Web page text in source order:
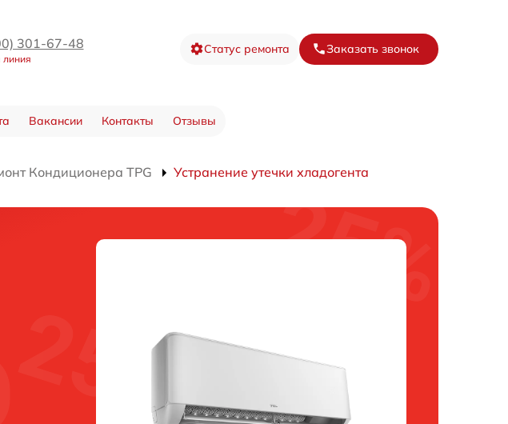
301-67-48
линия
Статус ремонта Заказать звонок
Вакансии Контакты Отзывы
Кондиционера TPG Устранение утечки хладогента